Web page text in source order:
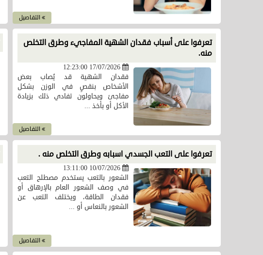
التفاصيل
تعرفوا على أسباب فقدان الشهية المفاجيء وطرق التخلص
منه.
فقدان الشهية قد يُصاب بعض
الأشخاص بنقصٍ في الوزن بشكل
مفاجئ ويحاولون تفادي ذلك بزيادة
الأكل أو بأخذ ...
التفاصيل
تعرفوا على التعب الجسدي اسبابه وطرق التخلص منه .
الشعور بالتعب يستخدم مصطلح التعب
في وصف الشعور العام بالإرهاق أو
فقدان الطاقة، ويختلف التعب عن
الشعور بالنعاس أو ...
التفاصيل